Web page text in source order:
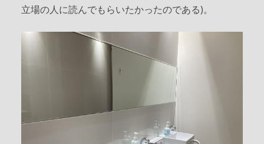
立場の人に読んでもらいたかったのである)。